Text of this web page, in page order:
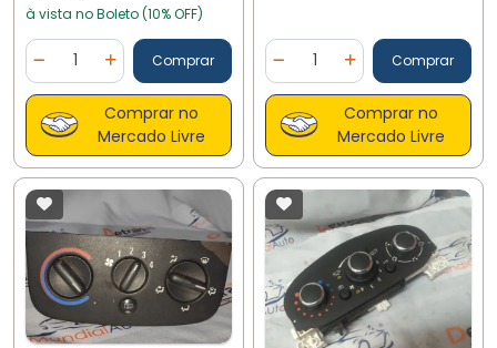
à vista no Boleto (10% OFF)
Diminuir Quantidade
Quantidade
Adicionar Quantidade
Comprar
Comprar no
Mercado Livre
Diminuir Quantidade
Quantidade
AdicionarComprar
Comprar no
Mercado Livre